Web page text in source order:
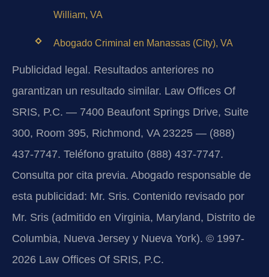
William, VA
Abogado Criminal en Manassas (City), VA
Publicidad legal. Resultados anteriores no
garantizan un resultado similar. Law Offices Of
SRIS, P.C. — 7400 Beaufont Springs Drive, Suite
300, Room 395, Richmond, VA 23225 — (888)
437-7747. Teléfono gratuito (888) 437-7747.
Consulta por cita previa. Abogado responsable de
esta publicidad: Mr. Sris. Contenido revisado por
Mr. Sris (admitido en Virginia, Maryland, Distrito de
Columbia, Nueva Jersey y Nueva York). © 1997-
2026 Law Offices Of SRIS, P.C.